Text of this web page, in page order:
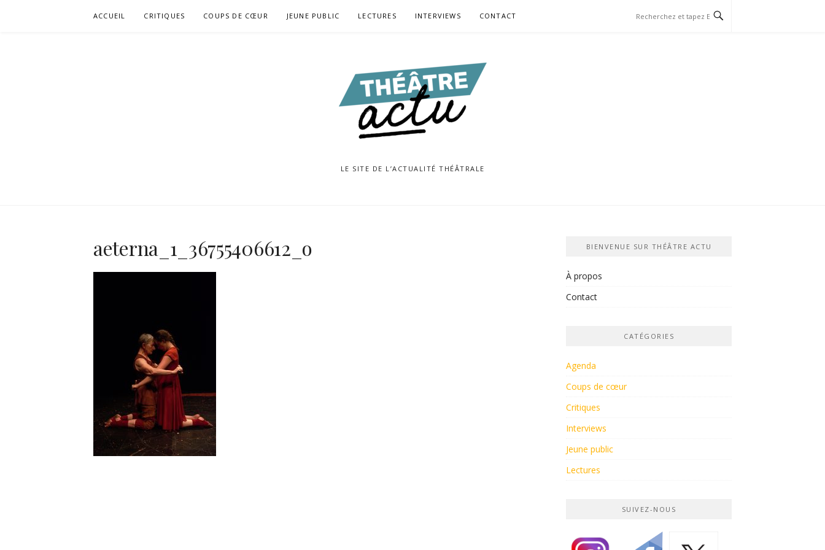
ACCUEIL CRITIQUES COUPS DE CŒUR JEUNE PUBLIC LECTURES INTERVIEWS CONTACT
LE SITE DE L’ACTUALITÉ THÉÂTRALE
aeterna_1_36755406612_o BIENVENUE SUR THÉÂTRE ACTU
À propos
Contact
CATÉGORIES
Agenda
Coups de cœur
Critiques
Interviews
Jeune public
Lectures
SUIVEZ-NOUS